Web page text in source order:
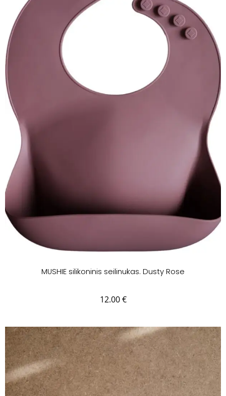
MUSHIE silikoninis seilinukas. Dusty Rose
12.00€